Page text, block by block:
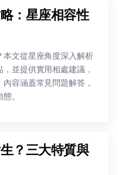
：星座相容性
本文從星座角度深入解析
並提供實用相處建議，
容涵蓋常見問題解答，
。
？三大特質與